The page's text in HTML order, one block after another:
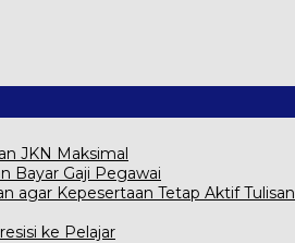
JKN Maksimal
Bayar Gaji Pegawai
agar Kepesertaan Tetap Aktif Tulisan
ke Pelajar